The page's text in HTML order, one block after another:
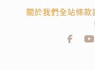
關於我們全站條款